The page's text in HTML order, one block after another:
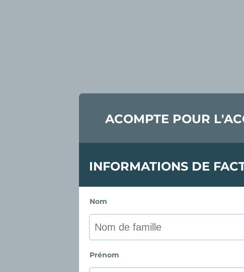
ACOMPTE POUR
INFORMATIONS DE
Nom
Prénom